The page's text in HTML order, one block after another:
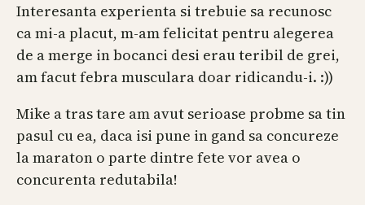
Interesanta experienta si trebuie sa recunosc
ca mi-a placut, m-am felicitat pentru alegerea
de a merge in bocanci desi erau teribil de grei,
am facut febra musculara doar ridicandu-i. :))
Mike a tras tare am avut serioase probme sa tin
pasul cu ea, daca isi pune in gand sa concureze
la maraton o parte dintre fete vor avea o
concurenta redutabila!